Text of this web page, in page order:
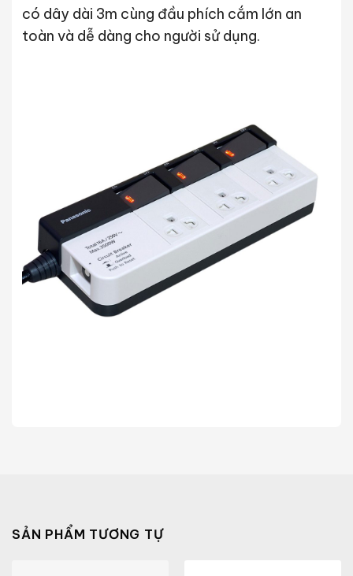
có dây dài 3m cùng đầu phích cắm lớn an
toàn và dễ dàng cho người sử dụng.
SẢN PHẨM TƯƠNG TỰ